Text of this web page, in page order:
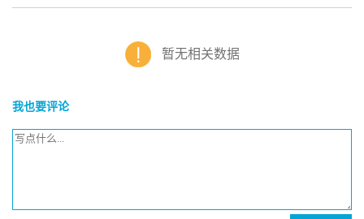
暂无相关数据
我也要评论